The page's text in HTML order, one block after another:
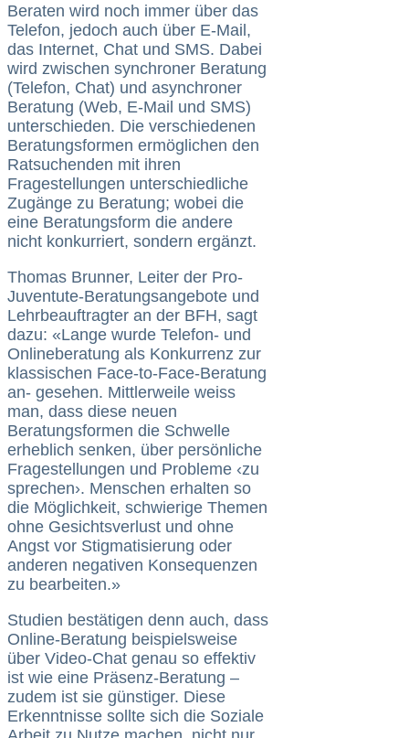
Beraten wird noch immer über das
Telefon, jedoch auch über E-Mail,
das Internet, Chat und SMS. Dabei
wird zwischen synchroner Beratung
(Telefon, Chat) und asynchroner
Beratung (Web, E-Mail und SMS)
unterschieden. Die verschiedenen
Beratungsformen ermöglichen den
Ratsuchenden mit ihren
Fragestellungen unterschiedliche
Zugänge zu Beratung; wobei die
eine Beratungsform die andere
nicht konkurriert, sondern ergänzt.
Thomas Brunner, Leiter der Pro-
Juventute-Beratungsangebote und
Lehrbeauftragter an der BFH, sagt
dazu: «Lange wurde Telefon- und
Onlineberatung als Konkurrenz zur
klassischen Face-to-Face-Beratung
an- gesehen. Mittlerweile weiss
man, dass diese neuen
Beratungsformen die Schwelle
erheblich senken, über persönliche
Fragestellungen und Probleme ‹zu
sprechen›. Menschen erhalten so
die Möglichkeit, schwierige Themen
ohne Gesichtsverlust und ohne
Angst vor Stigmatisierung oder
anderen negativen Konsequenzen
zu bearbeiten.»
Studien bestätigen denn auch, dass
Online-Beratung beispielsweise
über Video-Chat genau so effektiv
ist wie eine Präsenz-Beratung –
zudem ist sie günstiger. Diese
Erkenntnisse sollte sich die Soziale